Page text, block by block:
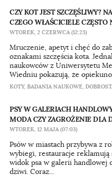
CZY KOT JEST SZCZĘŚLIWY?
CZEGO WŁAŚCICIELE CZĘSTO
WTOREK, 2 CZERWCA (12:23)
Mruczenie, apetyt i chęć do
oznakami szczęścia kota.
naukowców z Uniwersytetu
Wiedniu pokazują, że
KOTY, BADANIA NAUKOWE,
PSY W GALERIACH
MODA CZY ZAGROŻENIE DLA
WTOREK, 12 MAJA (07:03)
Psów w miastach przybywa z
wybiegi, restauracje
widok psa w galerii handlowej
dziwi. Coraz...